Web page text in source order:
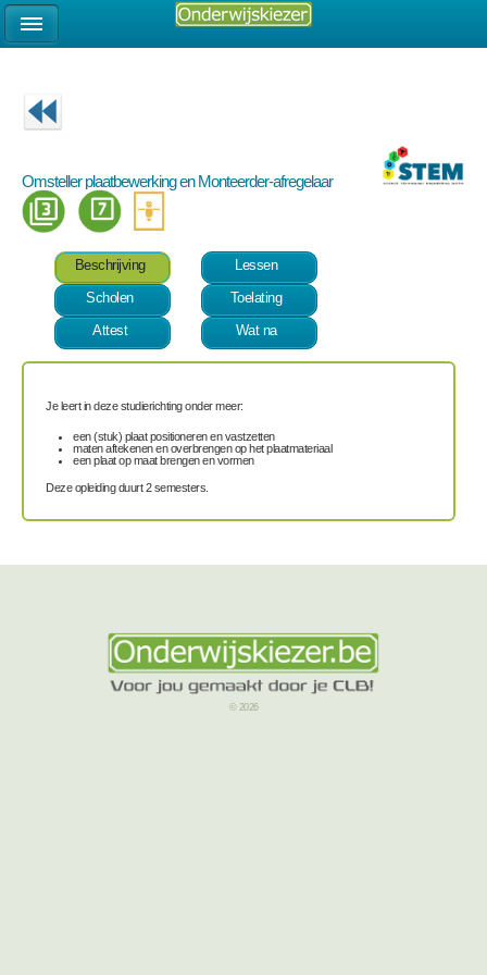
Omsteller plaatbewerking en Monteerder-afregelaar
Beschrijving
Lessen
Scholen
Toelating
Attest
Wat na
Je leert in deze studierichting onder meer:
een (stuk) plaat positioneren en vastzetten
maten aftekenen en overbrengen op het plaatmateriaal
een plaat op maat brengen en vormen
Deze opleiding duurt 2 semesters.
© 2026